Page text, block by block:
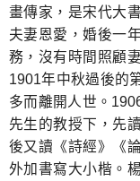
畫傳家，是宋代大
夫妻恩愛，婚後一
務，沒有時間照顧
1901年中秋過後的
多而離開人世。
先生的教授下，先
後又讀《詩經》《
外加書寫大小楷。